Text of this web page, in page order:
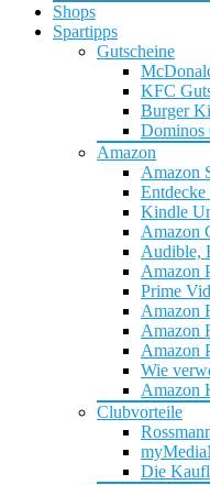
Shops
Spartipps
Gutscheine
KFC
Burger
Dominos
Amazon
Amazon
Kindle
Amazon
Audible,
Amazon
Prime
Amazon
Amazon
Amazon
Wie
Amazon
Clubvorteile
Die